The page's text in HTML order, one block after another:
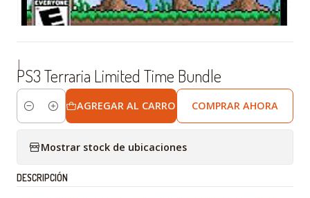
|
PS3 Terraria Limited Time Bundle
Cantidad
AGREGAR AL CARRO COMPRAR AHORA
Mostrar stock de ubicaciones
DESCRIPCIÓN